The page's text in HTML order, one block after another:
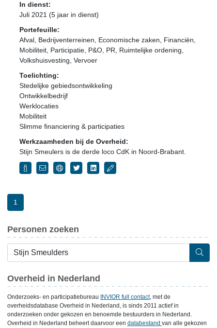
In dienst:
Juli 2021 (5 jaar in dienst)
Portefeuille:
Afval, Bedrijventerreinen, Economische zaken, Financiën,
Mobiliteit, Participatie, P&O, PR, Ruimtelijke ordening,
Volkshuisvesting, Vervoer
Toelichting:
Stedelijke gebiedsontwikkeling
Ontwikkelbedrijf
Werklocaties
Mobiliteit
Slimme financiering & participaties
Werkzaamheden bij de Overheid:
Stijn Smeulers is de derde loco CdK in Noord-Brabant.
1
Personen zoeken
Overheid in Nederland
Onderzoeks- en participatiebureau INVIOR full contact, met de
overheidsdatabase Overheid in Nederland, is sinds 2011 actief in
onderzoeken onder gekozen en benoemde bestuurders in Nederland.
Overheid in Nederland beheert daarvoor een databestand van alle gekozen